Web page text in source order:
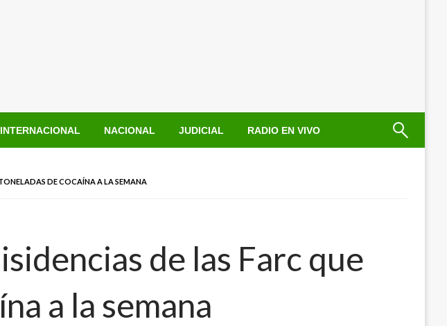
INTERNACIONAL NACIONAL JUDICIAL RADIO EN VIVO
DE COCAÍNA A LA SEMANA
de las Farc que
a la semana